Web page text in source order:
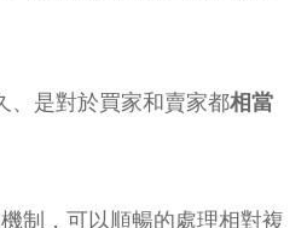
、是對於買家和賣家都相當
制，可以順暢的處理相對複